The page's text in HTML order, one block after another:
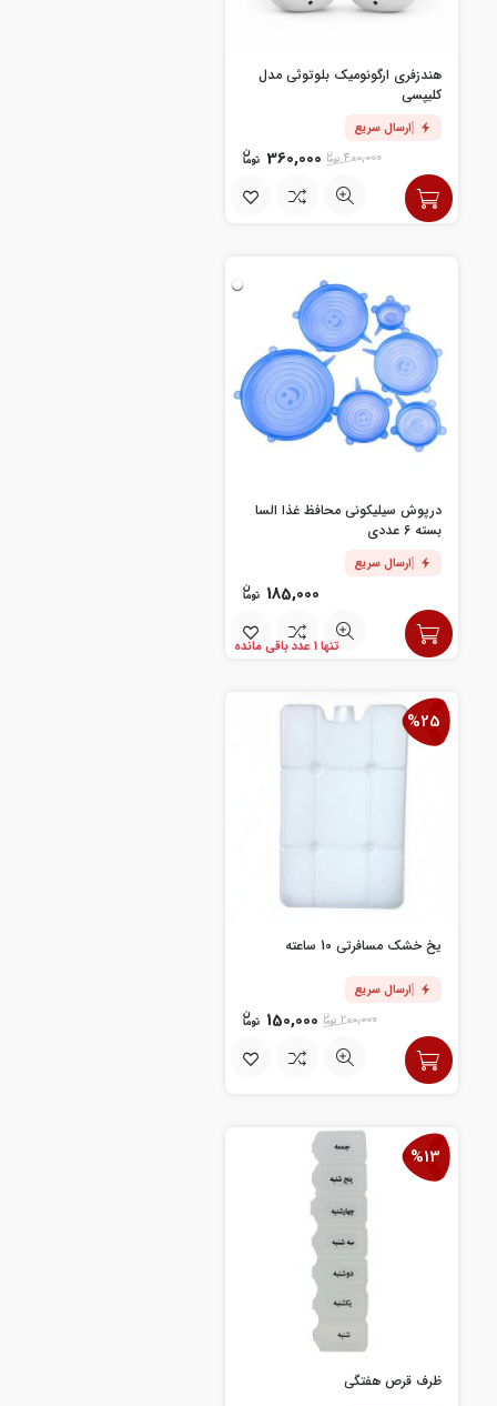
هندزفری ارگونومیک بلوتوثی مدل
کلیپسی
ارسال سریع
400,000
360,000
درپوش سیلیکونی محافظ غذا السا
بسته 6 عددی
ارسال سریع
185,000
تنها 1 عدد باقی مانده
%25
یخ خشک مسافرتی 10 ساعته
ارسال سریع
200,000
150,000
%13
ظرف قرص هفتگی